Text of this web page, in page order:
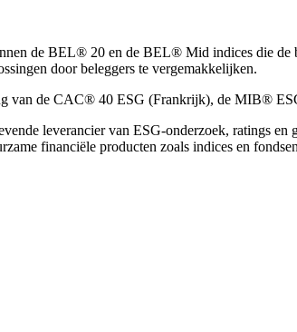
de BEL® 20 en de BEL® Mid indices die
door beleggers te vergemakkelijken.
van de CAC® 40 ESG (Frankrijk), de MIB®
leverancier van ESG-onderzoek, ratings
financiële producten zoals indices en